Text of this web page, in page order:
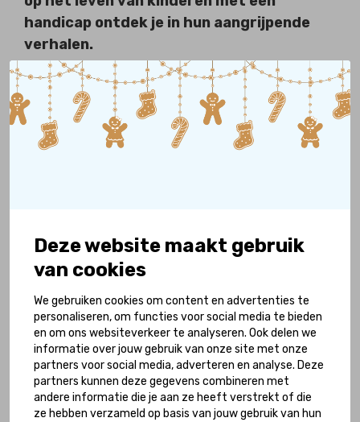
Deze website maakt gebruik
van cookies
We gebruiken cookies om content en advertenties te
personaliseren, om functies voor social media te bieden
en om ons websiteverkeer te analyseren. Ook delen we
informatie over jouw gebruik van onze site met onze
partners voor social media, adverteren en analyse. Deze
partners kunnen deze gegevens combineren met
andere informatie die je aan ze heeft verstrekt of die
ze hebben verzameld op basis van jouw gebruik van hun
handicap ontdek je in hun aangrijpende
verhalen.
Dankzij Changing Places Toilet kan het gezin
van Lotte en Mees samen dagjes uit
Lees meer